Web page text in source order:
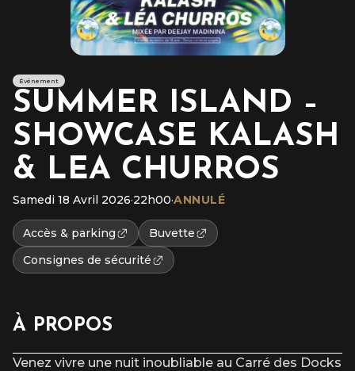
Événement
SUMMER ISLAND –
SHOWCASE KALASH
& LEA CHURROS
Samedi 18 Avril 2026·22h00·ANNULÉ
Accès & parking
Buvette
Consignes de sécurité
À PROPOS
Venez vivre une nuit inoubliable au Carré des Docks